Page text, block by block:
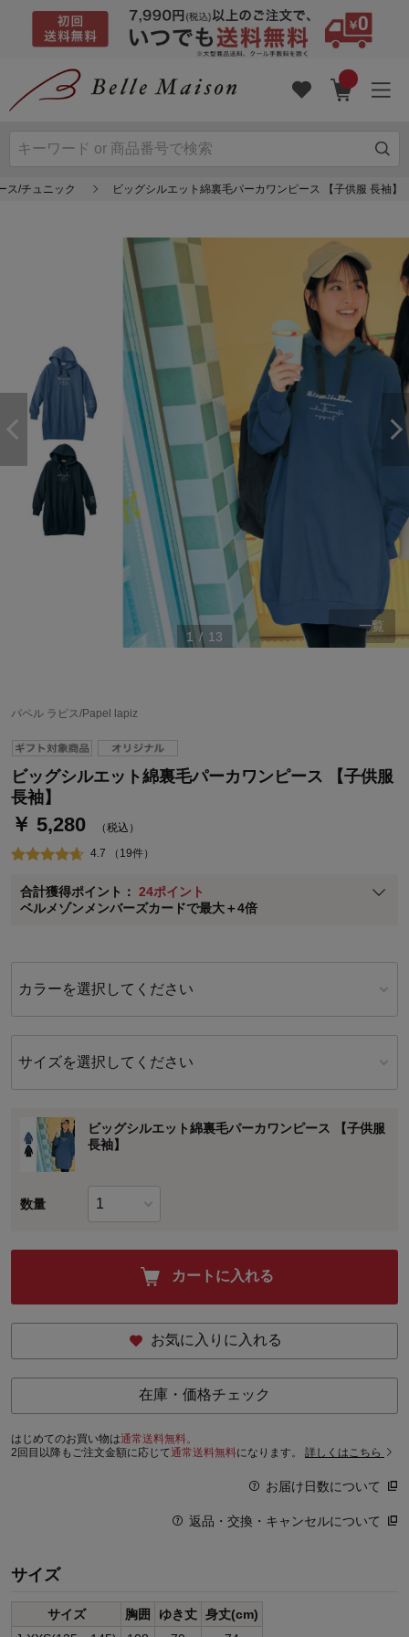
ス/チュニック ビッグシルエット綿裏毛パーカワンピース 【子供服 長袖】
1 / 13
一覧
パペル ラピス/Papel lapiz
ビッグシルエット綿裏毛パーカワンピース 【子供服
長袖】
￥ 5,280 （税込）
4.7 （19件）
合計獲得ポイント： 24ポイント
ベルメゾンメンバーズカードで最大＋4倍
ステージが上がれば送料無料・返品引取無料！
ベルメゾンご優待サービスについて
ベルメゾン・ポイントについて
通常商品送料無料 返品引取無料（JCBのみ）
即時入会なら更に500円OFFクーポンプレゼント
※メンバーズカードの加算ポイントはステージ倍率適用前の基本ポイント
に対して適用されます。
カラーを選択してください
サイズを選択してください
ビッグシルエット綿裏毛パーカワンピース 【子供服
長袖】
数量
カートに入れる
お気に入りに入れる
在庫・価格チェック
はじめてのお買い物は通常送料無料。
2回目以降もご注文金額に応じて通常送料無料になります。 詳しくはこちら
お届け日数について
返品・交換・キャンセルについて
サイズ
サイズ 胸囲 ゆき丈 身丈(cm)